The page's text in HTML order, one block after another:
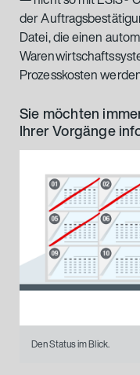
der
Datei, die einen
Prozesskosten
Sie möchten
Ihrer Vorgänge
Den Status im Blick.